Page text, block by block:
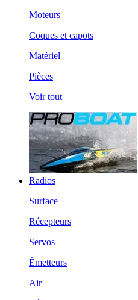
Moteurs
Coques et capots
Matériel
Pièces
Voir tout
Radios
Surface
Récepteurs
Servos
Émetteurs
Air